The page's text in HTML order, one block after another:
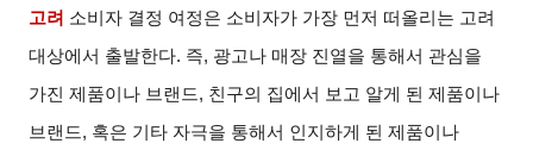
고려 소비자 결정 여정은 소비자가 가장 먼저 떠올리는 고려
대상에서 출발한다. 즉, 광고나 매장 진열을 통해서 관심을
가진 제품이나 브랜드, 친구의 집에서 보고 알게 된 제품이나
브랜드, 혹은 기타 자극을 통해서 인지하게 된 제품이나